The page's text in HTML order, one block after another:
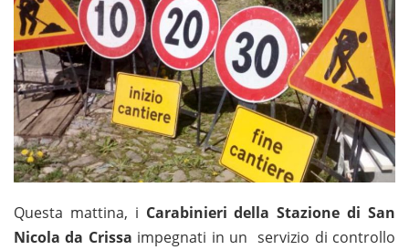
Questa mattina, i Carabinieri della Stazione di San
Nicola da Crissa impegnati in un servizio di controllo